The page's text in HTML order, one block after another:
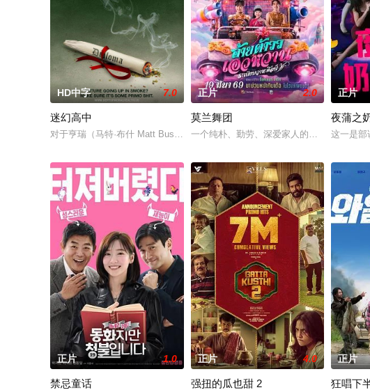
HD中字 7.0
迷幻高中
对于亨瑞（马特·布什 Matt Bush 饰）来说，生活可谓一帆风顺，成绩优异的
正片 2.0
莫兰舞团
一个纯朴、勤劳、深爱家人的年轻人和他的
正片
夜蒲之
这一是部
正片 1.0
禁忌童话
正片 4.0
强扭的瓜也甜 2
正片
狂唱下